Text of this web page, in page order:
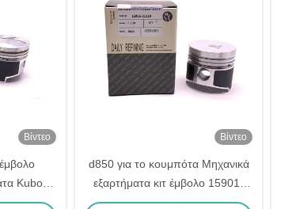
Βίντεο
Kubota
Βίντεο
d850 για το κουμπότα Μηχανικά
εξαρτήματα κιτ έμβολο 15901-
21050 15956-21110